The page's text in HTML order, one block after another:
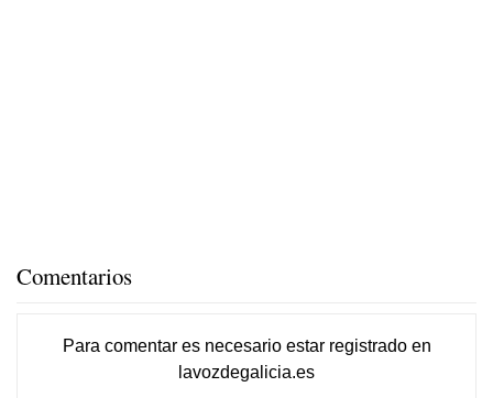
Comentarios
Para comentar es necesario estar registradoen
lavozdegalicia.es